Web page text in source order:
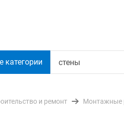
категории
и ремонт Монтажные